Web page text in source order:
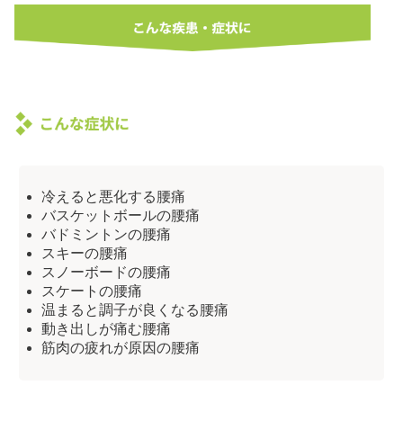
冷えると悪化する腰痛
バスケットボールの腰痛
バドミントンの腰痛
スキーの腰痛
スノーボードの腰痛
スケートの腰痛
温まると調子が良くなる腰痛
動き出しが痛む腰痛
筋肉の疲れが原因の腰痛